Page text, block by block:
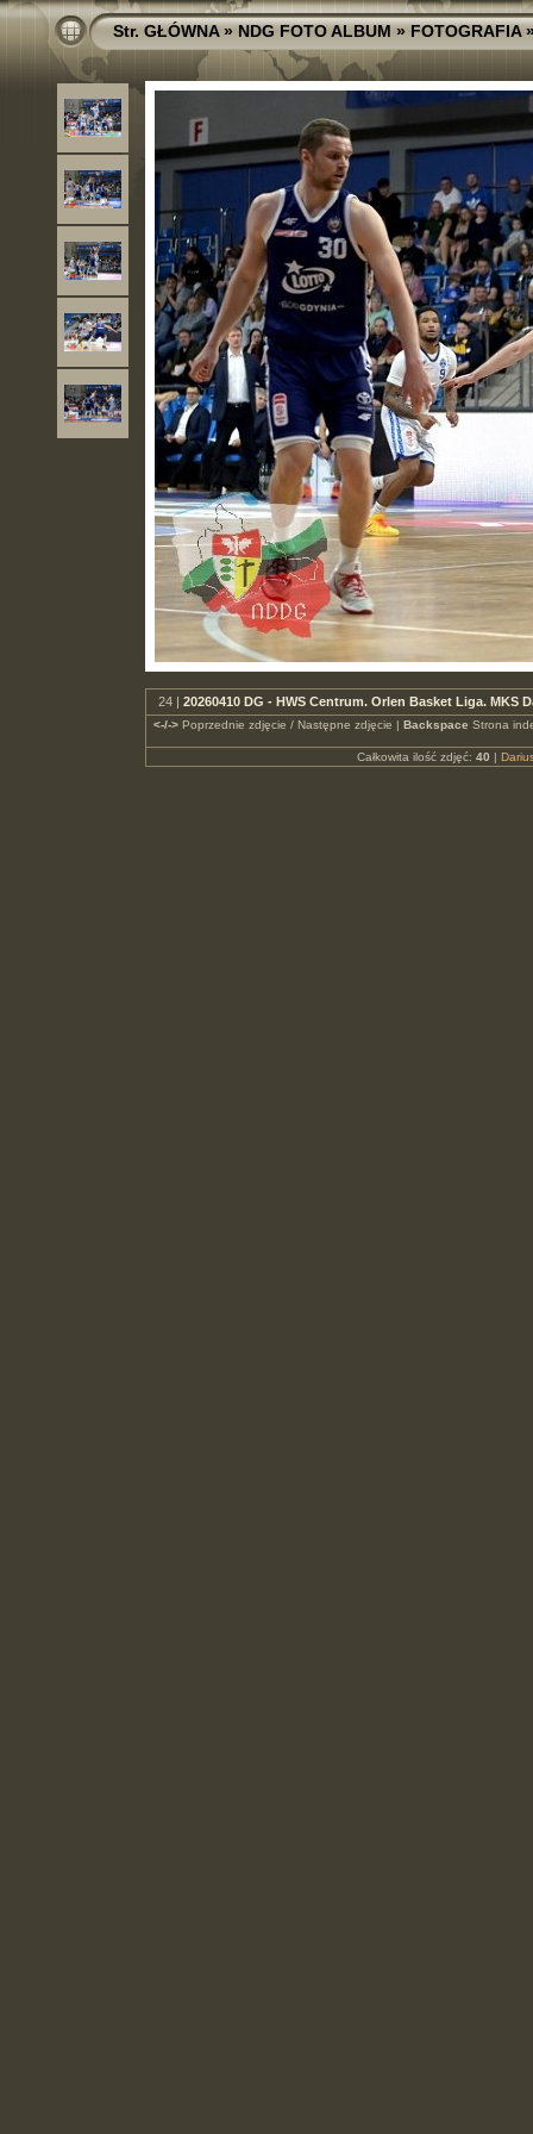
Str. GŁÓWNA»NDG FOTO ALBUM»FOTOGRAFIA
24 | 20260410 DG - HWS Centrum. Orlen Basket Liga.
<-/->Poprzednie zdjęcie / Następne zdjęcie | Backspace Strona
Całkowita ilość zdjęć: 40 |